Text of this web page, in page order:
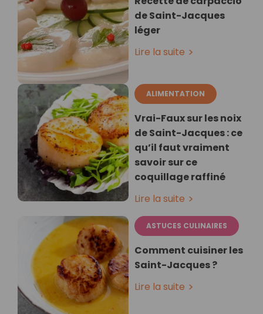
de Saint-Jacques
léger
Lire la suite
ALIMENTATION
Vrai-Faux sur les noix
de Saint-Jacques : ce
qu’il faut vraiment
savoir sur ce
coquillage raffiné
Lire la suite
ASTUCES CULINAIRES
Comment cuisiner les
Saint-Jacques ?
Lire la suite